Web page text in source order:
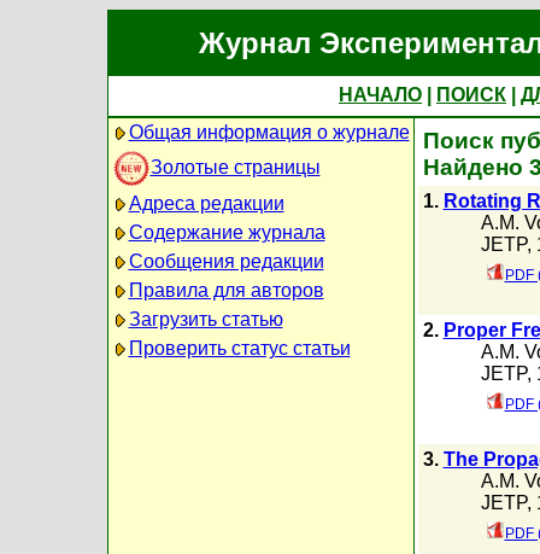
Журнал
НАЧАЛО ПОИСК
Общая информация о журнале
Золотые страницы
Адреса редакции
Содержание журнала
Сообщения редакции
Правила для авторов
Загрузить статью
Проверить статус статьи
Поиск
Найдено
1. Rotating
A.M.
JETP,
PDF
2. Proper
A.M.
JETP,
PDF
3. The
A.M.
JETP,
PDF